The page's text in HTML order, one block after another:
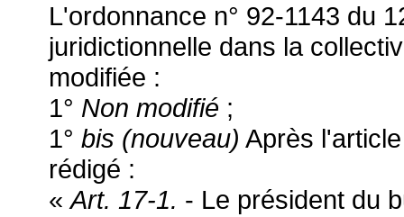
L'ordonnance n° 92-1143 du
juridictionnelle dans la
modifiée :
1° Non modifié ;
1° bis (nouveau) Après
rédigé :
«Art. 17-1. - Le président du